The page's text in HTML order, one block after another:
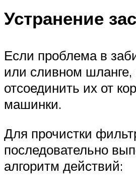
Устранение
Если проблема в
или сливном шланге,
отсоединить их от
машинки.
Для прочистки
последовательно
алгоритм действий: